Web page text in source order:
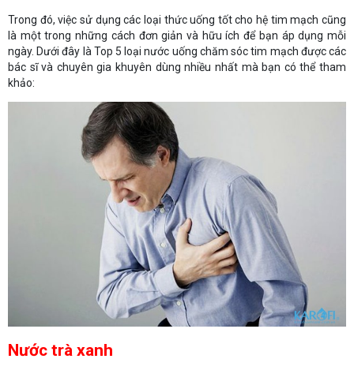
Trong đó, việc sử dụng các loại thức uống tốt cho hệ tim mạch cũng
là một trong những cách đơn giản và hữu ích để bạn áp dụng mỗi
ngày. Dưới đây là Top 5 loại nước uống chăm sóc tim mạch được các
bác sĩ và chuyên gia khuyên dùng nhiều nhất mà bạn có thể tham
khảo:
Nước trà xanh